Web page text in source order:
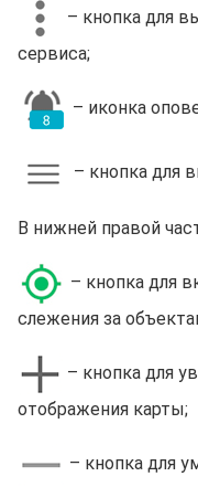
– кнопка для
сервиса;
– иконка
– кнопка для
В нижней правой
– кнопка для
слежения за
– кнопка для
отображения карты;
– кнопка для